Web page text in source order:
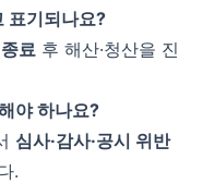
표기되나요?
료 후 해산·청산을 진
야 하나요?
심사·감사·공시 위반
.